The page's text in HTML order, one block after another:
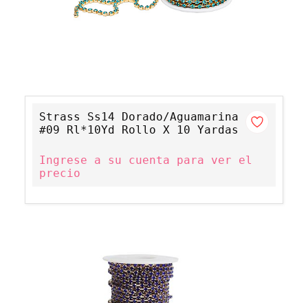
Strass Ss14 Dorado/Aguamarina
#09 Rl*10Yd Rollo X 10 Yardas
Ingrese a su cuenta para ver el
precio